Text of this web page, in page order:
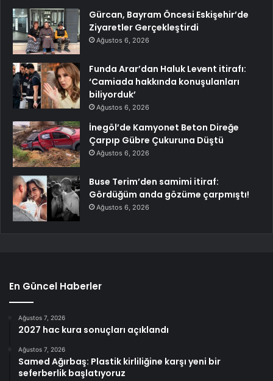
Gürcan, Bayram Öncesi Eskişehir’de
Ziyaretler Gerçekleştirdi
Ağustos 6, 2026
Funda Arar’dan Haluk Levent itirafı:
‘Camiada hakkında konuşulanları
biliyorduk’
Ağustos 6, 2026
İnegöl’de Kamyonet Beton Direğe
Çarpıp Gübre Çukuruna Düştü
Ağustos 6, 2026
Buse Terim’den samimi itiraf:
Gördüğüm anda gözüme çarpmıştı!
Ağustos 6, 2026
En Güncel Haberler
Ağustos 7, 2026
2027 hac kura sonuçları açıklandı
Ağustos 7, 2026
Samed Ağırbaş: Plastik kirliliğine karşı yeni bir
seferberlik başlatıyoruz